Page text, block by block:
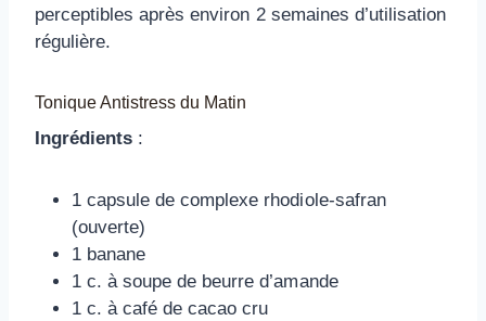
perceptibles après environ 2 semaines d’utilisation
régulière.
Tonique Antistress du Matin
Ingrédients :
1 capsule de complexe rhodiole-safran
(ouverte)
1 banane
1 c. à soupe de beurre d’amande
1 c. à café de cacao cru